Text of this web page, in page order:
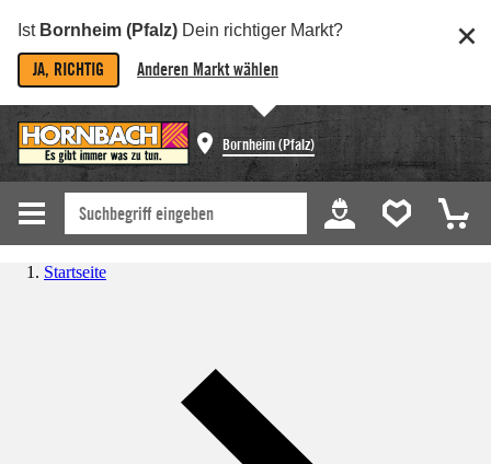
Ist Bornheim (Pfalz) Dein richtiger Markt?
JA, RICHTIG Anderen Markt wählen
Bornheim (Pfalz)
Startseite